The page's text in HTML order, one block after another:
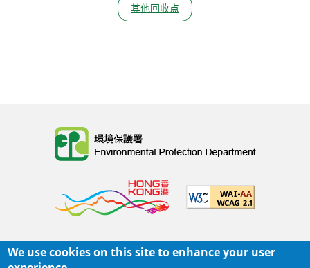
其他回收点
主页 | 网页指南 | 重要告示 | 私隐政策
We use cookies on this site to enhance your user